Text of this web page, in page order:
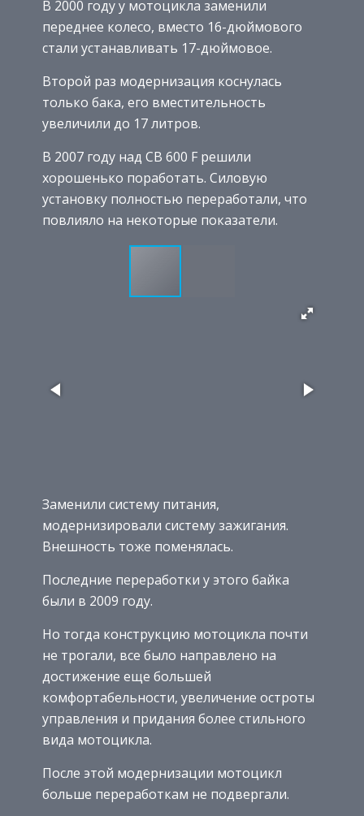
В 2000 году у мотоцикла заменили
переднее колесо, вместо 16-дюймового
стали устанавливать 17-дюймовое.
Второй раз модернизация коснулась
только бака, его вместительность
увеличили до 17 литров.
В 2007 году над CB 600 F решили
хорошенько поработать. Силовую
установку полностью переработали, что
повлияло на некоторые показатели.
Заменили систему питания,
модернизировали систему зажигания.
Внешность тоже поменялась.
Последние переработки у этого байка
были в 2009 году.
Но тогда конструкцию мотоцикла почти
не трогали, все было направлено на
достижение еще большей
комфортабельности, увеличение остроты
управления и придания более стильного
вида мотоцикла.
После этой модернизации мотоцикл
больше переработкам не подвергали.